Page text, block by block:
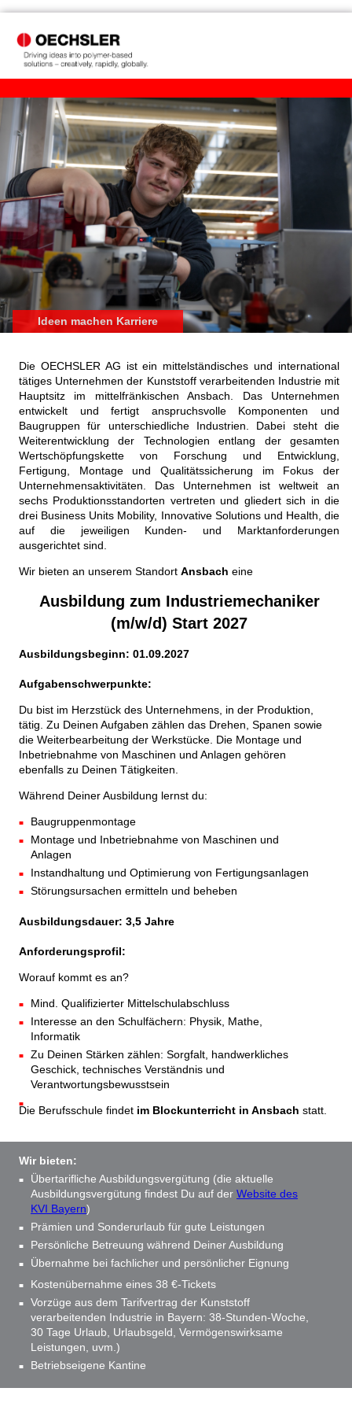
Ideen machen Karriere
Die OECHSLER AG ist ein mittelständisches und international
tätiges Unternehmen der Kunststoff verarbeitenden Industrie mit
Hauptsitz im mittelfränkischen Ansbach. Das Unternehmen
entwickelt und fertigt anspruchsvolle Komponenten und
Baugruppen für unterschiedliche Industrien. Dabei steht die
Weiterentwicklung der Technologien entlang der gesamten
Wertschöpfungskette von Forschung und Entwicklung,
Fertigung, Montage und Qualitätssicherung im Fokus der
Unternehmensaktivitäten. Das Unternehmen ist weltweit an
sechs Produktionsstandorten vertreten und gliedert sich in die
drei Business Units Mobility, Innovative Solutions und Health, die
auf die jeweiligen Kunden- und Marktanforderungen
ausgerichtet sind.
Wir bieten an unserem Standort Ansbach eine
Ausbildung zum Industriemechaniker
(m/w/d) Start 2027
Ausbildungsbeginn: 01.09.2027
Aufgabenschwerpunkte:
Du bist im Herzstück des Unternehmens, in der Produktion,
tätig. Zu Deinen Aufgaben zählen das Drehen, Spanen sowie
die Weiterbearbeitung der Werkstücke. Die Montage und
Inbetriebnahme von Maschinen und Anlagen gehören
ebenfalls zu Deinen Tätigkeiten.
Während Deiner Ausbildung lernst du:
Baugruppenmontage
Montage und Inbetriebnahme von Maschinen und
Anlagen
Instandhaltung und Optimierung von Fertigungsanlagen
Störungsursachen ermitteln und beheben
Ausbildungsdauer: 3,5 Jahre
Anforderungsprofil:
Worauf kommt es an?
Mind. Qualifizierter Mittelschulabschluss
Interesse an den Schulfächern: Physik, Mathe,
Informatik
Zu Deinen Stärken zählen: Sorgfalt, handwerkliches
Geschick, technisches Verständnis und
Verantwortungsbewusstsein
Die Berufsschule findet im Blockunterricht in Ansbach statt.
Wir bieten:
Übertarifliche Ausbildungsvergütung (die aktuelle
Ausbildungsvergütung findest Du auf der Website des
KVI Bayern)
Prämien und Sonderurlaub für gute Leistungen
Persönliche Betreuung während Deiner Ausbildung
Übernahme bei fachlicher und persönlicher Eignung
Kostenübernahme eines 38 €-Tickets
Vorzüge aus dem Tarifvertrag der Kunststoff
verarbeitenden Industrie in Bayern: 38-Stunden-Woche,
30 Tage Urlaub, Urlaubsgeld, Vermögenswirksame
Leistungen, uvm.)
Betriebseigene Kantine